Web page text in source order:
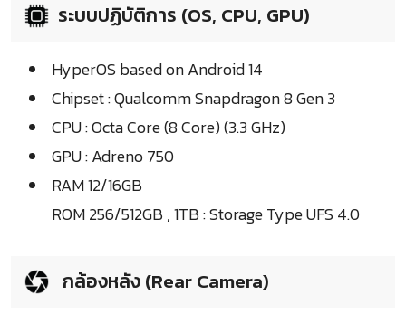
ระบบปฏิบัติการ (OS, CPU, GPU)
HyperOS based on Android 14
Chipset : Qualcomm Snapdragon 8 Gen 3
CPU : Octa Core (8 Core) (3.3 GHz)
GPU : Adreno 750
RAM 12/16GB
ROM 256/512GB , 1TB : Storage Type UFS 4.0
กล้องหลัง (Rear Camera)